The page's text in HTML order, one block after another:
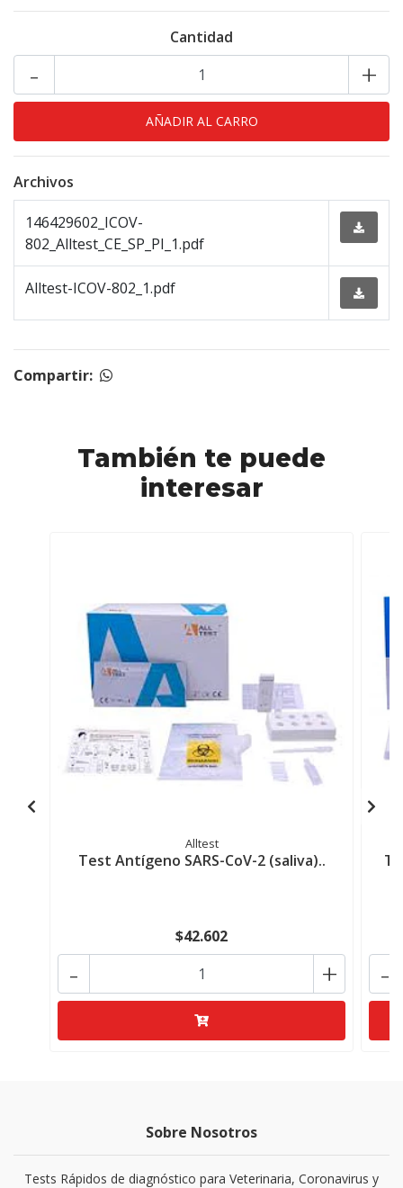
Cantidad
+
-
Archivos
146429602_ICOV-
802_Alltest_CE_SP_PI_1.pdf
Alltest-ICOV-802_1.pdf
Compartir:
También te puede
interesar
Alltest
Test Antígeno SARS-CoV-2 (saliva)..
$42.602
+
- -
Sobre Nosotros
Tests Rápidos de diagnóstico para Veterinaria, Coronavirus y